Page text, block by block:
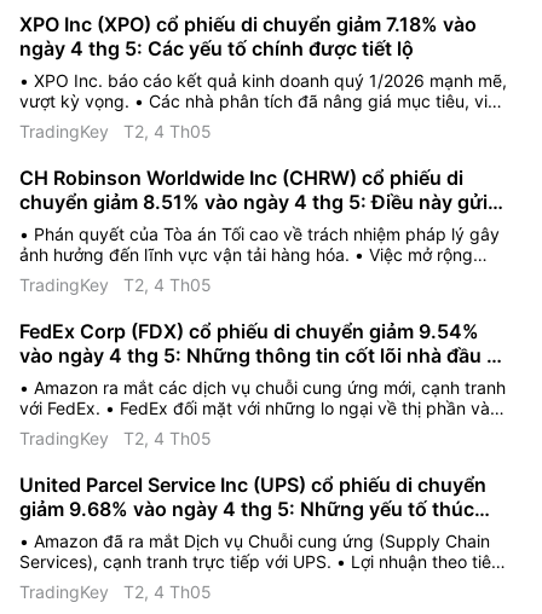
XPO Inc (XPO) cổ phiếu di chuyển giảm 7.18% vào
ngày 4 thg 5: Các yếu tố chính được tiết lộ
• XPO Inc. báo cáo kết quả kinh doanh quý 1/2026 mạnh mẽ,
vượt kỳ vọng. • Các nhà phân tích đã nâng giá mục tiêu, viện
dẫn hiệu quả hoạt động của mảng vận chuyển hàng lẻ (LTL)
và tăng trưởng năng suất. • Những lo ngại về định giá và
phiếu.
TradingKey T2, 4 Th05
CH Robinson Worldwide Inc (CHRW) cổ phiếu di
chuyển giảm 8.51% vào ngày 4 thg 5: Điều này gửi
đi tín hiệu gì?
• Phán quyết của Tòa án Tối cao về trách nhiệm pháp lý gây
ảnh hưởng đến lĩnh vực vận tải hàng hóa. • Việc mở rộng
chuỗi cung ứng của Amazon tạo ra mối đe dọa cạnh tranh
mới. • Kết quả kinh doanh quý 1 khả quan bị lu mờ bởi các rủi
TradingKey T2, 4 Th05
FedEx Corp (FDX) cổ phiếu di chuyển giảm 9.54%
vào ngày 4 thg 5: Những thông tin cốt lõi nhà đầu tư
cần biết
• Amazon ra mắt các dịch vụ chuỗi cung ứng mới, cạnh tranh
với FedEx. • FedEx đối mặt với những lo ngại về thị phần và
khả năng định giá. • Chi phí nhân công tăng cao cũng gây áp
lực lên hoạt động của FedEx.
TradingKey T2, 4 Th05
United Parcel Service Inc (UPS) cổ phiếu di chuyển
giảm 9.68% vào ngày 4 thg 5: Những yếu tố thúc
đẩy biến động
• Amazon đã ra mắt Dịch vụ Chuỗi cung ứng (Supply Chain
Services), cạnh tranh trực tiếp với UPS. • Lợi nhuận theo tiêu
chuẩn GAAP trong quý 1/2026 của UPS đã sụt giảm so với
cùng kỳ năm trước. • Những khó khăn kinh tế vĩ mô và chiến
TradingKey T2, 4 Th05